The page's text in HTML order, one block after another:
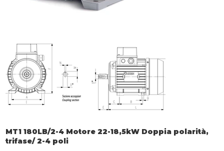
MT1 180LB/2-4 Motore 22-18,5kW Doppia polarità,
trifase/ 2-4 poli